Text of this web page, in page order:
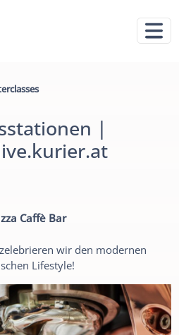
|
Caffè Bar
wir den modernen
Lifestyle!